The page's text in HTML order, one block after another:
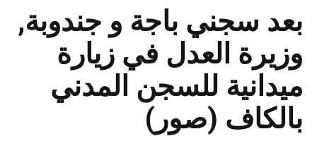
بعد سجني باجة و جندوبة,
وزيرة العدل في زيارة
ميدانية للسجن المدني
بالكاف (صور)